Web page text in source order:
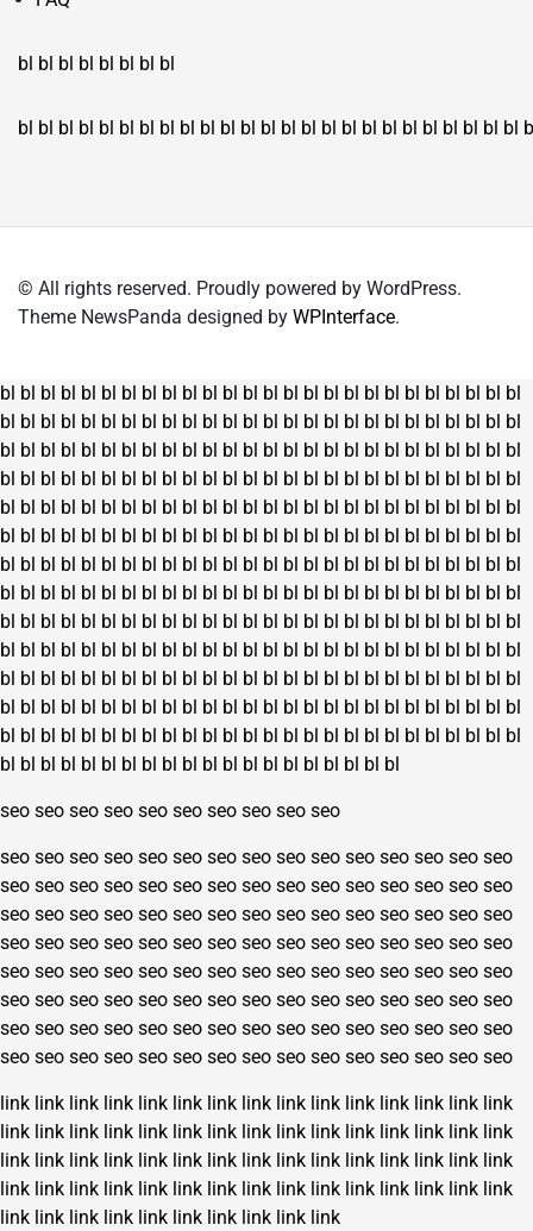
bl bl bl bl bl bl bl bl
bl bl bl bl bl bl bl bl bl bl bl bl bl bl bl bl bl bl bl bl bl bl bl bl bl
© All rights reserved. Proudly powered by WordPress.
Theme NewsPanda designed by WPInterface.
bl bl bl bl bl bl bl bl bl bl bl bl bl bl bl bl bl bl bl bl bl bl bl bl bl bl
bl bl bl bl bl bl bl bl bl bl bl bl bl bl bl bl bl bl bl bl bl bl bl bl bl bl
bl bl bl bl bl bl bl bl bl bl bl bl bl bl bl bl bl bl bl bl bl bl bl bl bl bl
bl bl bl bl bl bl bl bl bl bl bl bl bl bl bl bl bl bl bl bl bl bl bl bl bl bl
bl bl bl bl bl bl bl bl bl bl bl bl bl bl bl bl bl bl bl bl bl bl bl bl bl bl
bl bl bl bl bl bl bl bl bl bl bl bl bl bl bl bl bl bl bl bl bl bl bl bl bl bl
bl bl bl bl bl bl bl bl bl bl bl bl bl bl bl bl bl bl bl bl bl bl bl bl bl bl
bl bl bl bl bl bl bl bl bl bl bl bl bl bl bl bl bl bl bl bl bl bl bl bl bl bl
bl bl bl bl bl bl bl bl bl bl bl bl bl bl bl bl bl bl bl bl bl bl bl bl bl bl
bl bl bl bl bl bl bl bl bl bl bl bl bl bl bl bl bl bl bl bl bl bl bl bl bl bl
bl bl bl bl bl bl bl bl bl bl bl bl bl bl bl bl bl bl bl bl bl bl bl bl bl bl
bl bl bl bl bl bl bl bl bl bl bl bl bl bl bl bl bl bl bl bl bl bl bl bl bl bl
bl bl bl bl bl bl bl bl bl bl bl bl bl bl bl bl bl bl bl bl bl bl bl bl bl bl
bl bl bl bl bl bl bl bl bl bl bl bl bl bl bl bl bl bl bl bl
seo seo seo seo seo seo seo seo seo seo
seo seo seo seo seo seo seo seo seo seo seo seo seo seo seo
seo seo seo seo seo seo seo seo seo seo seo seo seo seo seo
seo seo seo seo seo seo seo seo seo seo seo seo seo seo seo
seo seo seo seo seo seo seo seo seo seo seo seo seo seo seo
seo seo seo seo seo seo seo seo seo seo seo seo seo seo seo
seo seo seo seo seo seo seo seo seo seo seo seo seo seo seo
seo seo seo seo seo seo seo seo seo seo seo seo seo seo seo
seo seo seo seo seo seo seo seo seo seo seo seo seo seo seo
link link link link link link link link link link link link link link link
link link link link link link link link link link link link link link link
link link link link link link link link link link link link link link link
link link link link link link link link link link link link link link link
link link link link link link link link link link